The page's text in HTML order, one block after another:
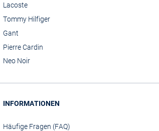
Lacoste
Tommy Hilfiger
Gant
Pierre Cardin
Neo Noir
INFORMATIONEN
Häufige Fragen (FAQ)